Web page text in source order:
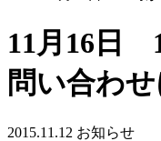
11月16日
問い合わ
2015.11.12 お知らせ